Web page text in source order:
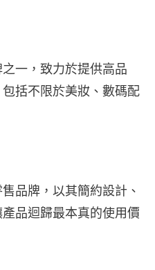
一，致力於提供高品
括不限於美妝、數碼配
品牌，以其簡約設計、
品迴歸最本真的使用價